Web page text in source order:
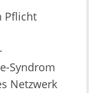
Pflicht
Syndrom
Netzwerk